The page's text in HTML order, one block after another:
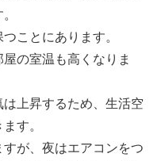
ことにあります。
の室温も高くなりま
上昇するため、生活空
す。
が、夜はエアコンをつ